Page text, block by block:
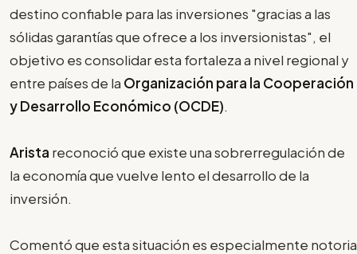
destino confiable para las inversiones "gracias a las
sólidas garantías que ofrece a los inversionistas", el
objetivo es consolidar esta fortaleza a nivel regional y
entre países de la Organización para la Cooperación
y Desarrollo Económico (OCDE).
Arista reconoció que existe una sobrerregulación de
la economía que vuelve lento el desarrollo de la
inversión.
Comentó que esta situación es especialmente notoria